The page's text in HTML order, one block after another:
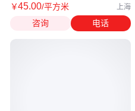
￥45.00/平方米 上海
咨询 电话